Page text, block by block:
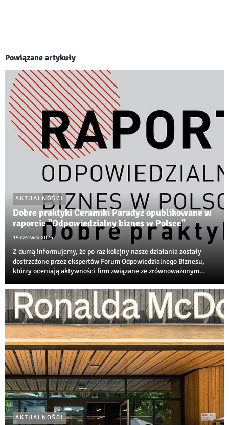
Powiązane artykuły
AKTUALNOŚCI
Dobre praktyki Ceramiki Paradyż opublikowane w
raporcie "Odpowiedzialny biznes w Polsce"
19 czerwca 2026
Z dumą informujemy, że po raz kolejny nasze działania zostały
dostrzeżone przez ekspertów Forum Odpowiedzialnego Biznesu,
którzy oceniają aktywności firm związane ze zrównoważonym
odpowiedzialnością biznesu.
AKTUALNOŚCI